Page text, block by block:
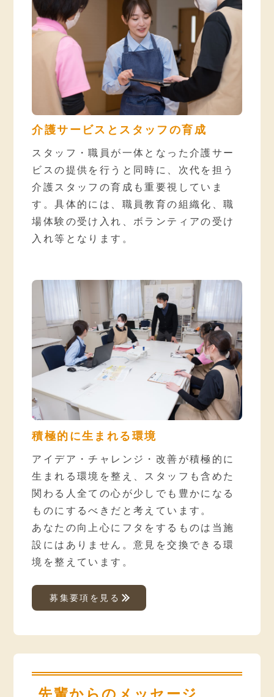
介護サービスとスタッフの育成
スタッフ・職員が一体となった介護サー
ビスの提供を行うと同時に、次代を担う
介護スタッフの育成も重要視していま
す。具体的には、職員教育の組織化、職
場体験の受け入れ、ボランティアの受け
入れ等となります。
積極的に生まれる環境
アイデア・チャレンジ・改善が積極的に
生まれる環境を整え、スタッフも含めた
関わる人全ての心が少しでも豊かになる
ものにするべきだと考えています。
あなたの向上心にフタをするものは当施
設にはありません。意見を交換できる環
境を整えています。
募集要項を見る
先輩からのメッセージ